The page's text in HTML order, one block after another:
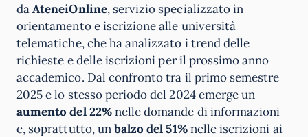
daAteneiOnline, servizio specializzato in
orientamento e iscrizione alle università
telematiche, che ha analizzato i trend delle
richieste e delle iscrizioni per il prossimo anno
accademico. Dal confronto tra il primo semestre
2025 e lo stesso periodo del 2024 emerge un
aumento del 22%nelle domande di informazioni
e, soprattutto, unbalzo del 51%nelle iscrizioni ai